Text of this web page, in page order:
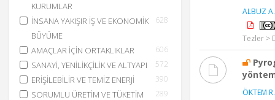
KURUMLAR
İNSANA YAKIŞIR İŞ VE EKONOMİK
BÜYÜME
628
AMAÇLAR İÇİN ORTAKLIKLAR 606
SANAYİ, YENİLİKÇİLİK VE ALTYAPI 572
ERİŞİLEBİLİR VE TEMİZ ENERJİ 390
SORUMLU ÜRETİM VE TÜKETİM 289
ALBUZ A.
Tezler >
ÖKTEM